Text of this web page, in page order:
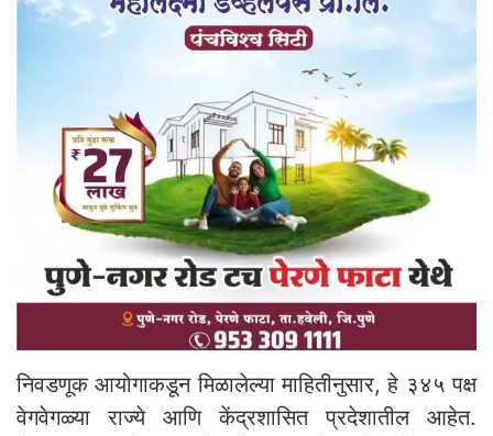
निवडणूक आयोगाकडून मिळालेल्या माहितीनुसार, हे ३४५ पक्ष
वेगवेगळ्या राज्ये आणि केंद्रशासित प्रदेशातील आहेत.